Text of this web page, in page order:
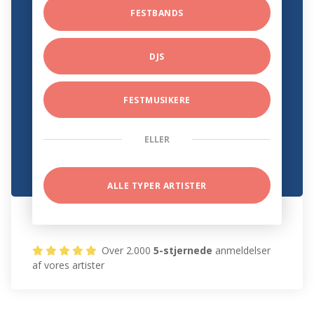
FESTBANDS
DJS
FESTMUSIKERE
ELLER
ALLE TYPER ARTISTER
Over 2.0005-stjernede anmeldelser
af vores artister